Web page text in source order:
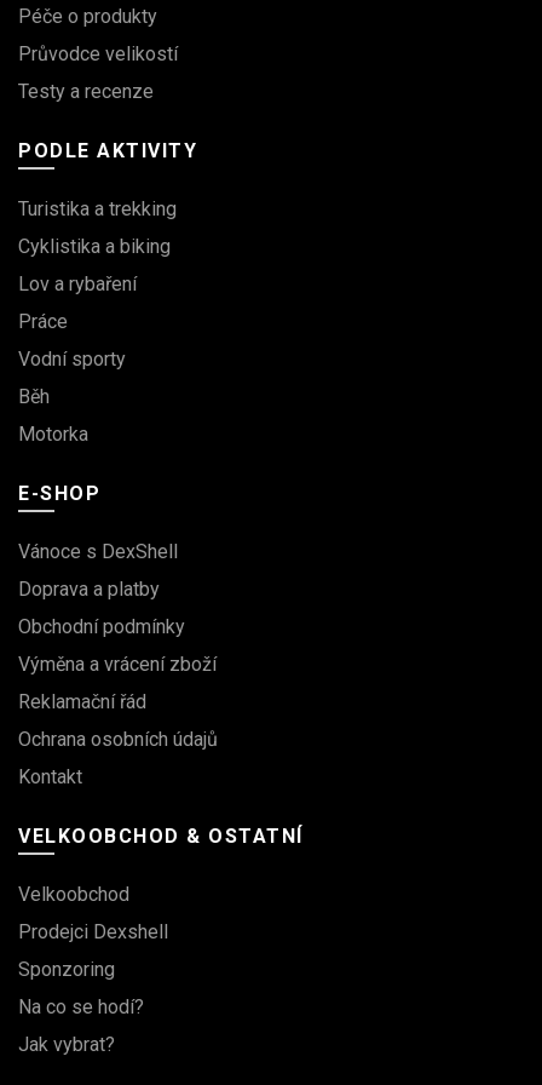
Péče o produkty
Průvodce velikostí
Testy a recenze
PODLE AKTIVITY
Turistika a trekking
Cyklistika a biking
Lov a rybaření
Práce
Vodní sporty
Běh
Motorka
E-SHOP
Vánoce s DexShell
Doprava a platby
Obchodní podmínky
Výměna a vrácení zboží
Reklamační řád
Ochrana osobních údajů
Kontakt
VELKOOBCHOD & OSTATNÍ
Velkoobchod
Prodejci Dexshell
Sponzoring
Na co se hodí?
Jak vybrat?